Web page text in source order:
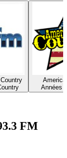
Années
FM